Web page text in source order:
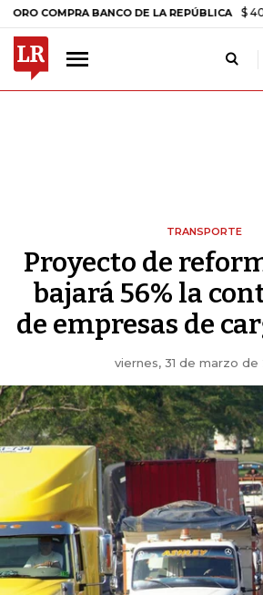
BANCO DE LA REPÚBLICA $ 408.498,97
TRANSPORTE
Proyecto de
bajará 56% la
de empresas de
viernes, 31 de marzo de